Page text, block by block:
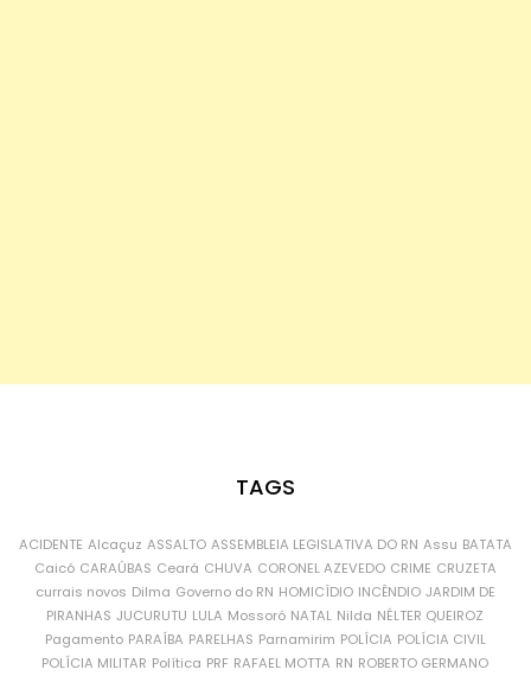
TAGS
ACIDENTE Alcaçuz ASSALTO ASSEMBLEIA LEGISLATIVA DO RN Assu BATATA
Caicó CARAÚBAS Ceará CHUVA CORONEL AZEVEDO CRIME CRUZETA
currais novos Dilma Governo do RN HOMICÍDIO INCÊNDIO JARDIM DE
PIRANHAS JUCURUTU LULA Mossoró NATAL Nilda NÉLTER QUEIROZ
Pagamento PARAÍBA PARELHAS Parnamirim POLÍCIA POLÍCIA CIVIL
POLÍCIA MILITAR Política PRF RAFAEL MOTTA RN ROBERTO GERMANO